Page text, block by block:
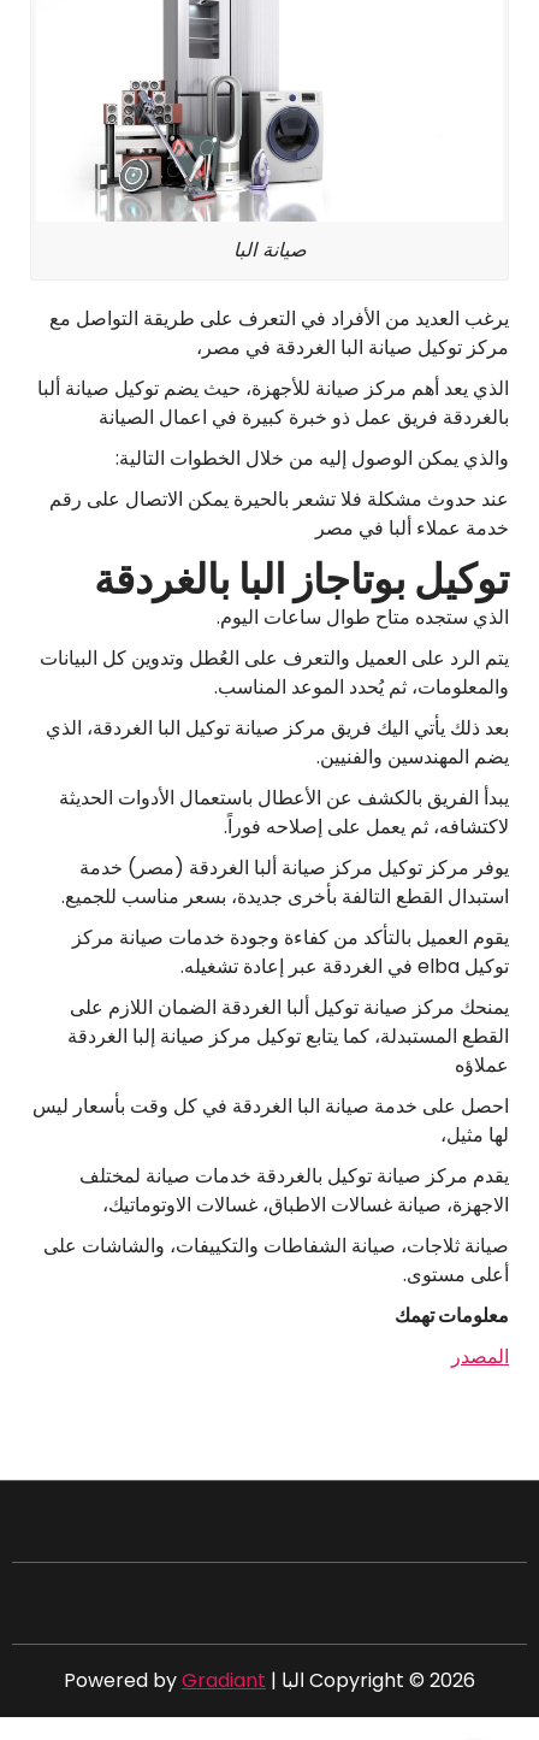
صيانة البا
يرغب العديد من الأفراد في التعرف على طريقة التواصل مع
مركز توكيل صيانة البا الغردقة في مصر،
الذي يعد أهم مركز صيانة للأجهزة، حيث يضم توكيل صيانة ألبا
بالغردقة فريق عمل ذو خبرة كبيرة في اعمال الصيانة
والذي يمكن الوصول إليه من خلال الخطوات التالية:
عند حدوث مشكلة فلا تشعر بالحيرة يمكن الاتصال على رقم
خدمة عملاء ألبا في مصر
توكيل بوتاجاز البا بالغردقة
الذي ستجده متاح طوال ساعات اليوم.
يتم الرد على العميل والتعرف على العُطل وتدوين كل البيانات
والمعلومات، ثم يُحدد الموعد المناسب.
بعد ذلك يأتي اليك فريق مركز صيانة توكيل البا الغردقة، الذي
يضم المهندسين والفنيين.
يبدأ الفريق بالكشف عن الأعطال باستعمال الأدوات الحديثة
لاكتشافه، ثم يعمل على إصلاحه فوراً.
يوفر مركز توكيل مركز صيانة ألبا الغردقة (مصر) خدمة
استبدال القطع التالفة بأخرى جديدة، بسعر مناسب للجميع.
يقوم العميل بالتأكد من كفاءة وجودة خدمات صيانة مركز
توكيل elba في الغردقة عبر إعادة تشغيله.
يمنحك مركز صيانة توكيل ألبا الغردقة الضمان اللازم على
القطع المستبدلة، كما يتابع توكيل مركز صيانة إلبا الغردقة
عملاؤه
احصل على خدمة صيانة البا الغردقة في كل وقت بأسعار ليس
لها مثيل،
يقدم مركز صيانة توكيل بالغردقة خدمات صيانة لمختلف
الاجهزة، صيانة غسالات الاطباق، غسالات الاوتوماتيك،
صيانة ثلاجات، صيانة الشفاطات والتكييفات، والشاشات على
أعلى مستوى.
معلومات تهمك
المصدر
Copyright © 2026 البا | Powered by Gradiant